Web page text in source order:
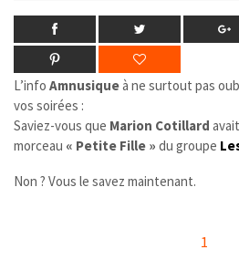
L’info Amnusiqueà ne surtout pas
vos soirées :
Saviez-vous que Marion Cotillard
morceau « Petite Fille » du groupe
Non ? Vous le savez maintenant.
1